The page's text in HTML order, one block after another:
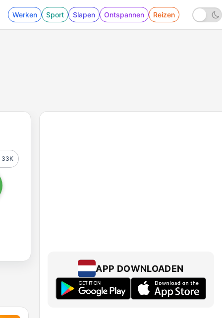
Werken Sport Slapen Ontspannen Reizen
33K
APP DOWNLOADEN